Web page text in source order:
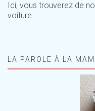
Ici, vous trouverez de
voiture
LA PAROLE À LA